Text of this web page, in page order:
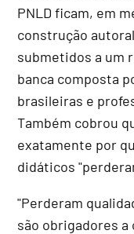
PNLD ficam, em
construção
submetidos a um
banca composta
brasileiras e
Também cobrou
exatamente por
didáticos
"Perderam
são obrigadores